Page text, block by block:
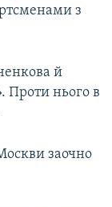
з
й
Проти нього в
заочно